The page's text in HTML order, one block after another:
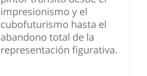
impresionismo y el
cubofuturismo hasta el
abandono total de la
representación figurativa.